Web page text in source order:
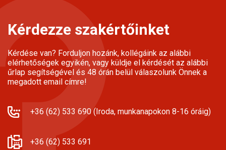
Kérdezze szakértőinket
Kérdése van? Forduljon hozánk, kollégáink az alábbi
elérhetőségek egyikén, vagy küldje el kérdését az alábbi
űrlap segítségével és 48 órán belül válaszolunk Önnek a
megadott email címre!
+36 (62) 533 690 (Iroda, munkanapokon 8-16 óráig)
+36 (62) 533 691